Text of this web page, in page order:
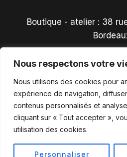
Nous respectons votre
Nous utilisons des cookies pour
expérience de navigation,
contenus personnalisés et
cliquant sur « Tout accepter »,
utilisation des cookies.
Personnaliser
Boutique - atelier : 38
Conditions